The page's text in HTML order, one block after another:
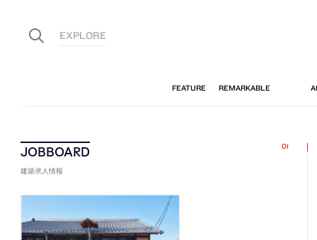
建築求人情報